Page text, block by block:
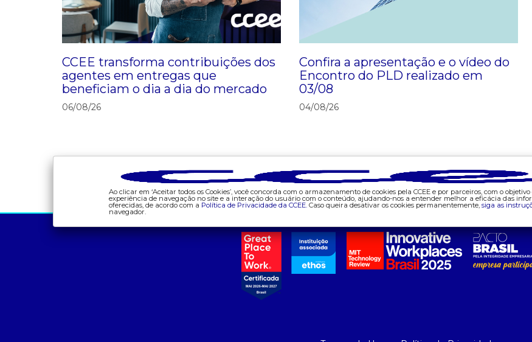
CCEE transforma contribuições dos
agentes em entregas que
beneficiam o dia a dia do mercado
06/08/26
Confira a apresentação e o vídeo do
Encontro do PLD realizado em
03/08
04/08/26
Mapa do site
- Relacionamento
- fale conosco
- faq
- gestão de cookies
- appccee
Ao clicar em ‘Aceitar todos os Cookies’, você concorda com o armazenamento de cookies pela CCEE e por parceiros, com o
experiência de navegação no site e a interação do usuário com o conteúdo, ajudando-nos a entender melhor a eficácia das
oferecidas, de acordo com a Política de Privacidade da CCEE. Caso queira desativar os cookies permanentemente, siga as
navegador.